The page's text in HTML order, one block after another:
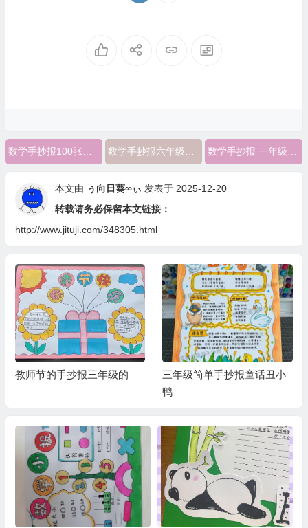
数学手抄报100张漂亮 数学手抄报六年级简单又漂亮 数学手抄报 一年级 简单漂亮
本文由 ぅ向日葵∞ぃ 发表于 2025-12-20
转载请务必保留本文链接：
http://www.jituji.com/348305.html
教师节的手抄报三年级的
三年级简单手抄报童话丑小
鸭